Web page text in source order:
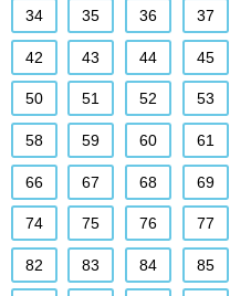
34 35 36 37
42 43 44 45
50 51 52 53
58 59 60 61
66 67 68 69
74 75 76 77
82 83 84 85